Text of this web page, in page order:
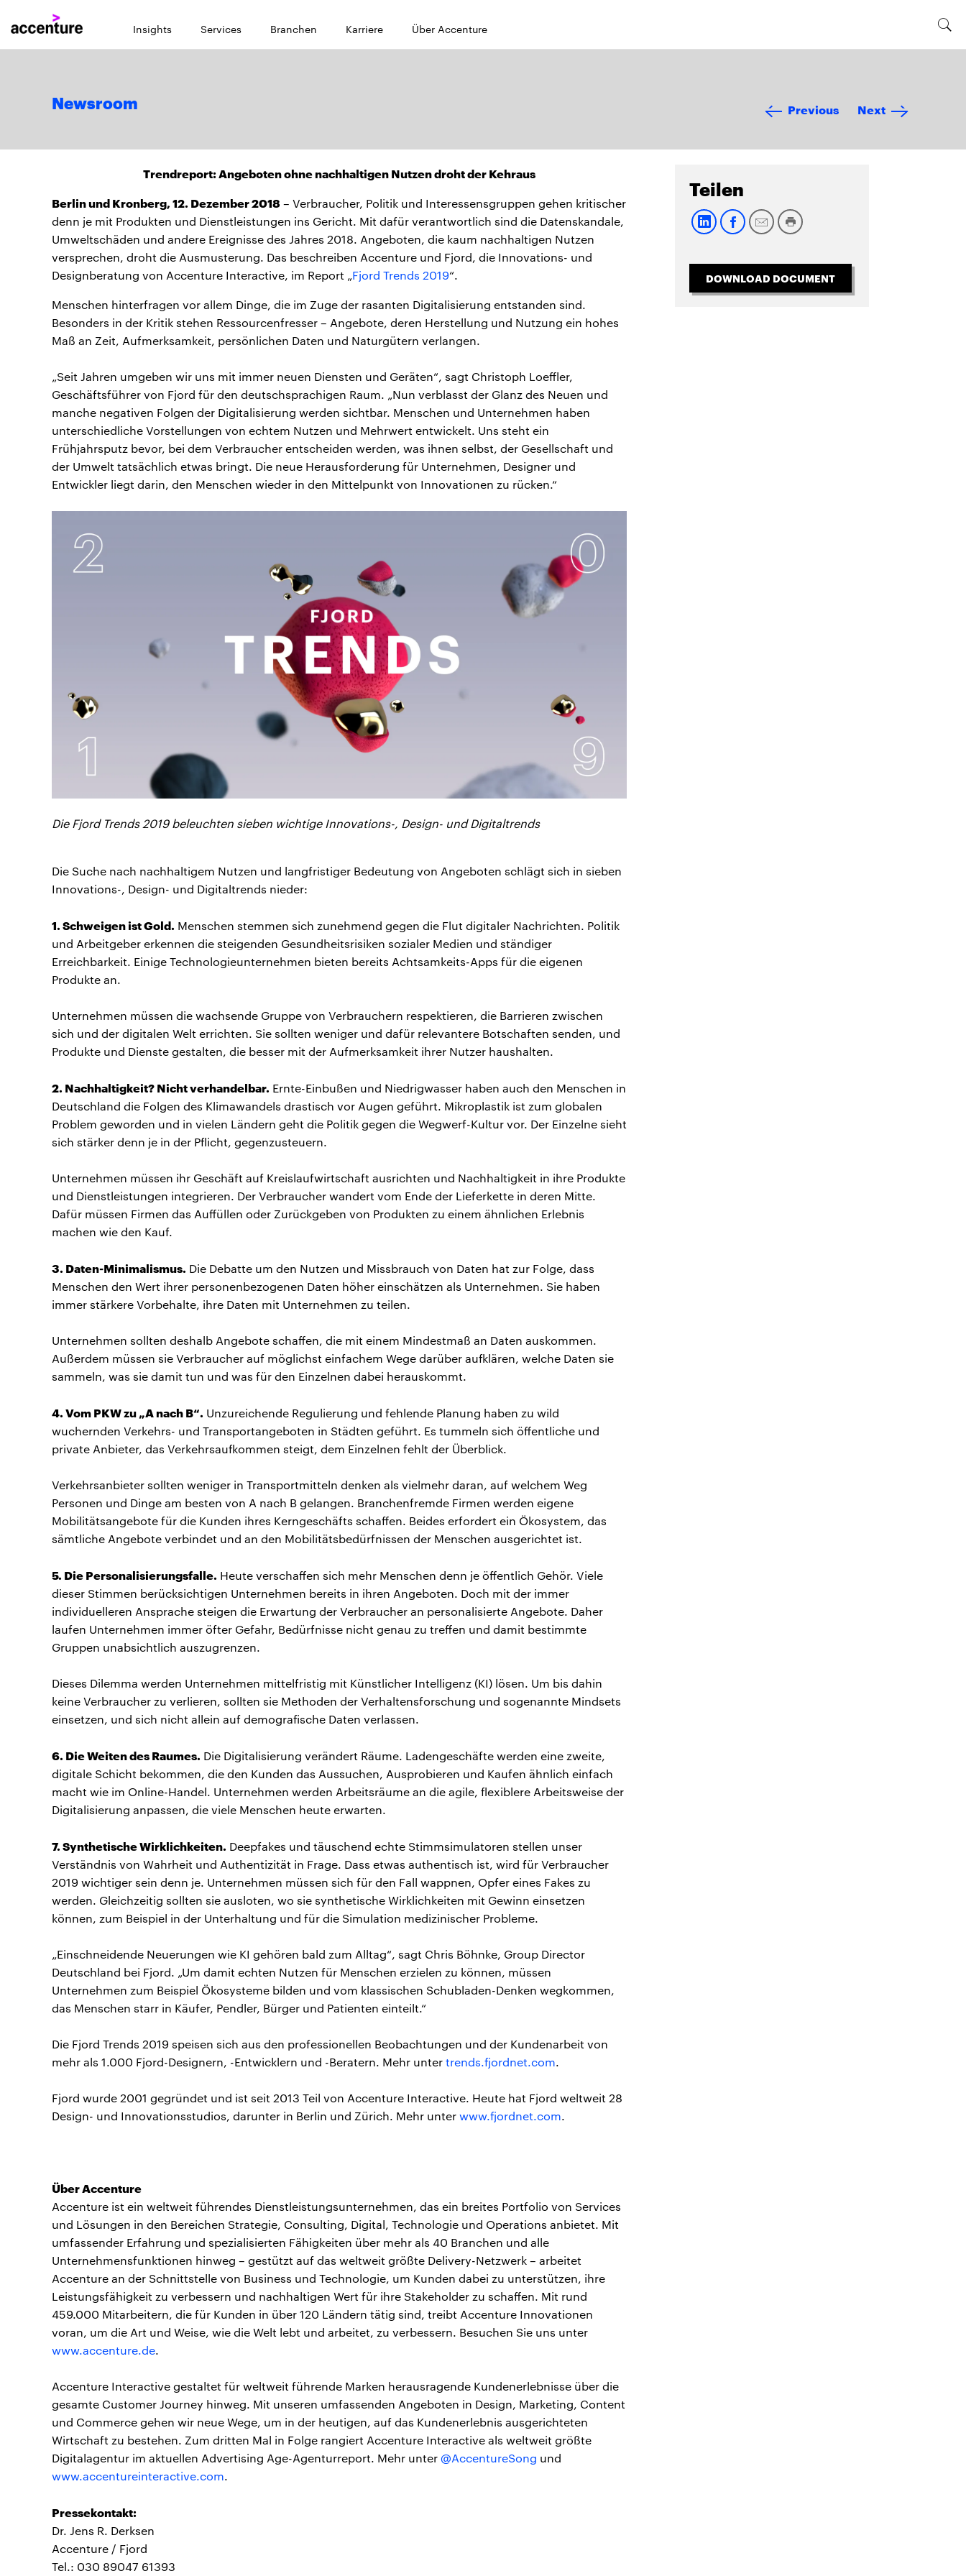
Insights Services Branchen Karriere Über Accenture
Newsroom Previous Next
Trendreport: Angeboten ohne nachhaltigen Nutzen droht der Kehraus
Berlin und Kronberg, 12. Dezember 2018 – Verbraucher, Politik und Interessensgruppen gehen kritischer
denn je mit Produkten und Dienstleistungen ins Gericht. Mit dafür verantwortlich sind die Datenskandale,
Umweltschäden und andere Ereignisse des Jahres 2018. Angeboten, die kaum nachhaltigen Nutzen
versprechen, droht die Ausmusterung. Das beschreiben Accenture und Fjord, die Innovations- und
Designberatung von Accenture Interactive, im Report „Fjord Trends 2019“.
Menschen hinterfragen vor allem Dinge, die im Zuge der rasanten Digitalisierung entstanden sind.
Besonders in der Kritik stehen Ressourcenfresser – Angebote, deren Herstellung und Nutzung ein hohes
Maß an Zeit, Aufmerksamkeit, persönlichen Daten und Naturgütern verlangen.
„Seit Jahren umgeben wir uns mit immer neuen Diensten und Geräten“, sagt Christoph Loeffler,
Geschäftsführer von Fjord für den deutschsprachigen Raum. „Nun verblasst der Glanz des Neuen und
manche negativen Folgen der Digitalisierung werden sichtbar. Menschen und Unternehmen haben
unterschiedliche Vorstellungen von echtem Nutzen und Mehrwert entwickelt. Uns steht ein
Frühjahrsputz bevor, bei dem Verbraucher entscheiden werden, was ihnen selbst, der Gesellschaft und
der Umwelt tatsächlich etwas bringt. Die neue Herausforderung für Unternehmen, Designer und
Entwickler liegt darin, den Menschen wieder in den Mittelpunkt von Innovationen zu rücken.“
Die Fjord Trends 2019 beleuchten sieben wichtige Innovations-, Design- und Digitaltrends
Die Suche nach nachhaltigem Nutzen und langfristiger Bedeutung von Angeboten schlägt sich in sieben
Innovations-, Design- und Digitaltrends nieder:
1. Schweigen ist Gold. Menschen stemmen sich zunehmend gegen die Flut digitaler Nachrichten. Politik
und Arbeitgeber erkennen die steigenden Gesundheitsrisiken sozialer Medien und ständiger
Erreichbarkeit. Einige Technologieunternehmen bieten bereits Achtsamkeits-Apps für die eigenen
Produkte an.
Unternehmen müssen die wachsende Gruppe von Verbrauchern respektieren, die Barrieren zwischen
sich und der digitalen Welt errichten. Sie sollten weniger und dafür relevantere Botschaften senden, und
Produkte und Dienste gestalten, die besser mit der Aufmerksamkeit ihrer Nutzer haushalten.
2. Nachhaltigkeit? Nicht verhandelbar. Ernte-Einbußen und Niedrigwasser haben auch den Menschen in
Deutschland die Folgen des Klimawandels drastisch vor Augen geführt. Mikroplastik ist zum globalen
Problem geworden und in vielen Ländern geht die Politik gegen die Wegwerf-Kultur vor. Der Einzelne sieht
sich stärker denn je in der Pflicht, gegenzusteuern.
Unternehmen müssen ihr Geschäft auf Kreislaufwirtschaft ausrichten und Nachhaltigkeit in ihre Produkte
und Dienstleistungen integrieren. Der Verbraucher wandert vom Ende der Lieferkette in deren Mitte.
Dafür müssen Firmen das Auffüllen oder Zurückgeben von Produkten zu einem ähnlichen Erlebnis
machen wie den Kauf.
3. Daten-Minimalismus. Die Debatte um den Nutzen und Missbrauch von Daten hat zur Folge, dass
Menschen den Wert ihrer personenbezogenen Daten höher einschätzen als Unternehmen. Sie haben
immer stärkere Vorbehalte, ihre Daten mit Unternehmen zu teilen.
Unternehmen sollten deshalb Angebote schaffen, die mit einem Mindestmaß an Daten auskommen.
Außerdem müssen sie Verbraucher auf möglichst einfachem Wege darüber aufklären, welche Daten sie
sammeln, was sie damit tun und was für den Einzelnen dabei herauskommt.
4. Vom PKW zu „A nach B“. Unzureichende Regulierung und fehlende Planung haben zu wild
wuchernden Verkehrs- und Transportangeboten in Städten geführt. Es tummeln sich öffentliche und
private Anbieter, das Verkehrsaufkommen steigt, dem Einzelnen fehlt der Überblick.
Verkehrsanbieter sollten weniger in Transportmitteln denken als vielmehr daran, auf welchem Weg
Personen und Dinge am besten von A nach B gelangen. Branchenfremde Firmen werden eigene
Mobilitätsangebote für die Kunden ihres Kerngeschäfts schaffen. Beides erfordert ein Ökosystem, das
sämtliche Angebote verbindet und an den Mobilitätsbedürfnissen der Menschen ausgerichtet ist.
5. Die Personalisierungsfalle. Heute verschaffen sich mehr Menschen denn je öffentlich Gehör. Viele
dieser Stimmen berücksichtigen Unternehmen bereits in ihren Angeboten. Doch mit der immer
individuelleren Ansprache steigen die Erwartung der Verbraucher an personalisierte Angebote. Daher
laufen Unternehmen immer öfter Gefahr, Bedürfnisse nicht genau zu treffen und damit bestimmte
Gruppen unabsichtlich auszugrenzen.
Dieses Dilemma werden Unternehmen mittelfristig mit Künstlicher Intelligenz (KI) lösen. Um bis dahin
keine Verbraucher zu verlieren, sollten sie Methoden der Verhaltensforschung und sogenannte Mindsets
einsetzen, und sich nicht allein auf demografische Daten verlassen.
6. Die Weiten des Raumes. Die Digitalisierung verändert Räume. Ladengeschäfte werden eine zweite,
digitale Schicht bekommen, die den Kunden das Aussuchen, Ausprobieren und Kaufen ähnlich einfach
macht wie im Online-Handel. Unternehmen werden Arbeitsräume an die agile, flexiblere Arbeitsweise der
Digitalisierung anpassen, die viele Menschen heute erwarten.
7. Synthetische Wirklichkeiten. Deepfakes und täuschend echte Stimmsimulatoren stellen unser
Verständnis von Wahrheit und Authentizität in Frage. Dass etwas authentisch ist, wird für Verbraucher
2019 wichtiger sein denn je. Unternehmen müssen sich für den Fall wappnen, Opfer eines Fakes zu
werden. Gleichzeitig sollten sie ausloten, wo sie synthetische Wirklichkeiten mit Gewinn einsetzen
können, zum Beispiel in der Unterhaltung und für die Simulation medizinischer Probleme.
„Einschneidende Neuerungen wie KI gehören bald zum Alltag“, sagt Chris Böhnke, Group Director
Deutschland bei Fjord. „Um damit echten Nutzen für Menschen erzielen zu können, müssen
Unternehmen zum Beispiel Ökosysteme bilden und vom klassischen Schubladen-Denken wegkommen,
das Menschen starr in Käufer, Pendler, Bürger und Patienten einteilt.“
Die Fjord Trends 2019 speisen sich aus den professionellen Beobachtungen und der Kundenarbeit von
mehr als 1.000 Fjord-Designern, -Entwicklern und -Beratern. Mehr untertrends.fjordnet.com.
Fjord wurde 2001 gegründet und ist seit 2013 Teil von Accenture Interactive. Heute hat Fjord weltweit 28
Design- und Innovationsstudios, darunter in Berlin und Zürich. Mehr unterwww.fjordnet.com.
Über Accenture
Accenture ist ein weltweit führendes Dienstleistungsunternehmen, das ein breites Portfolio von Services
und Lösungen in den Bereichen Strategie, Consulting, Digital, Technologie und Operations anbietet. Mit
umfassender Erfahrung und spezialisierten Fähigkeiten über mehr als 40 Branchen und alle
Unternehmensfunktionen hinweg – gestützt auf das weltweit größte Delivery-Netzwerk – arbeitet
Accenture an der Schnittstelle von Business und Technologie, um Kunden dabei zu unterstützen, ihre
Leistungsfähigkeit zu verbessern und nachhaltigen Wert für ihre Stakeholder zu schaffen. Mit rund
459.000 Mitarbeitern, die für Kunden in über 120 Ländern tätig sind, treibt Accenture Innovationen
voran, um die Art und Weise, wie die Welt lebt und arbeitet, zu verbessern. Besuchen Sie uns unter
www.accenture.de.
Accenture Interactive gestaltet für weltweit führende Marken herausragende Kundenerlebnisse über die
gesamte Customer Journey hinweg. Mit unseren umfassenden Angeboten in Design, Marketing, Content
und Commerce gehen wir neue Wege, um in der heutigen, auf das Kundenerlebnis ausgerichteten
Wirtschaft zu bestehen. Zum dritten Mal in Folge rangiert Accenture Interactive als weltweit größte
Digitalagentur im aktuellen Advertising Age-Agenturreport. Mehr unter@AccentureSong und
www.accentureinteractive.com.
Pressekontakt:
Dr. Jens R. Derksen
Accenture / Fjord
Tel.: 030 89047 61393
Teilen
DOWNLOAD DOCUMENT